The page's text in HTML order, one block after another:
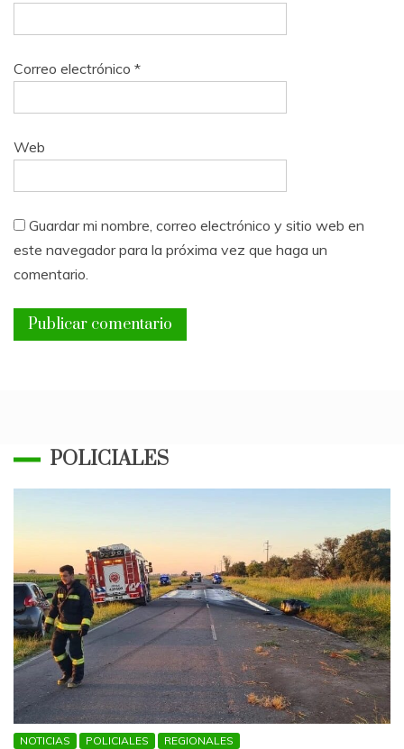
Correo electrónico *
Web
Guardar mi nombre, correo electrónico y sitio web en
este navegador para la próxima vez que haga un
comentario.
POLICIALES
NOTICIAS POLICIALES REGIONALES